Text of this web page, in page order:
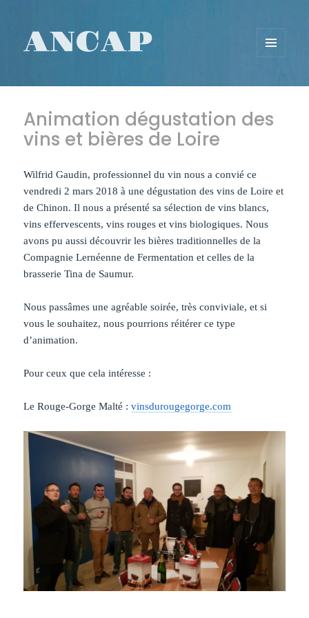
ANCAP
WIDGETS
Animation dégustation des
vins et bières de Loire
Wilfrid Gaudin, professionnel du vin nous a convié ce
vendredi 2 mars 2018 à une dégustation des vins de Loire et
de Chinon. Il nous a présenté sa sélection de vins blancs,
vins effervescents, vins rouges et vins biologiques. Nous
avons pu aussi découvrir les bières traditionnelles de la
Compagnie Lernéenne de Fermentation et celles de la
brasserie Tina de Saumur.
Nous passâmes une agréable soirée, très conviviale, et si
vous le souhaitez, nous pourrions réitérer ce type
d’animation.
Pour ceux que cela intéresse :
Le Rouge-Gorge Malté :vinsdurougegorge.com